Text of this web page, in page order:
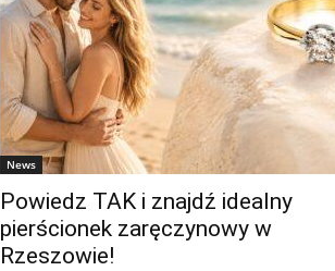
News
Powiedz TAK i znajdź idealny
pierścionek zaręczynowy w
Rzeszowie!